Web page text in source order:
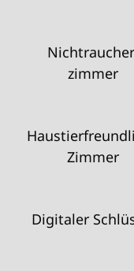
zimmer
Zimmer
Digitaler